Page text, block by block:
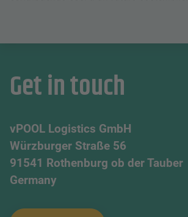
Get in touch
vPOOL Logistics GmbH
Würzburger Straße 56
91541 Rothenburg ob der Tauber
Germany